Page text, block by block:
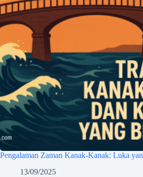
Pengalaman Zaman Kanak-Kanak: Luka
13/09/2025